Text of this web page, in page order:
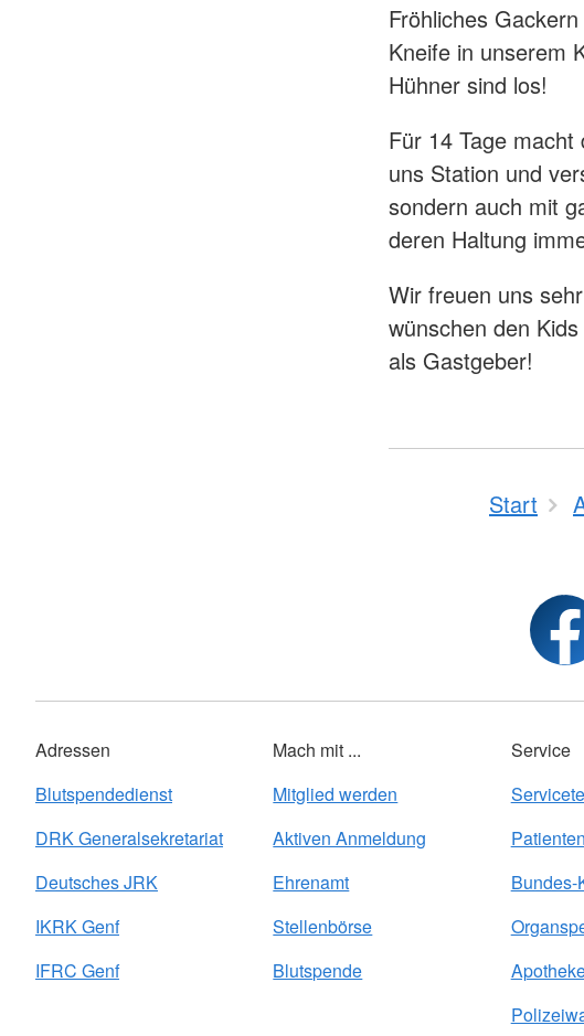
Fröhliches
Kneife in unserem
Hühner sind los!
Für 14 Tage macht
uns Station und
sondern auch mit
deren Haltung
Wir freuen uns
wünschen den
als Gastgeber!
Start
Adressen
Blutspendedienst
DRK Generalsekretariat
Deutsches JRK
IKRK Genf
IFRC Genf
Mach mit ...
Mitglied werden
Aktiven Anmeldung
Ehrenamt
Stellenbörse
Blutspende
Service
Bundes-